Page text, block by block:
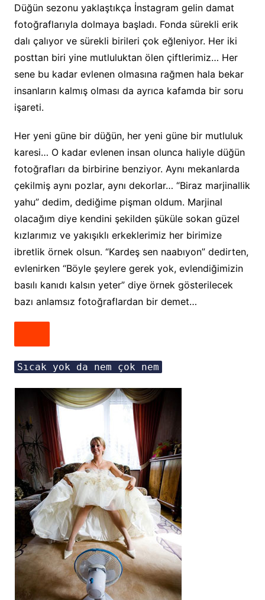
Düğün sezonu yaklaştıkça İnstagram gelin damat
fotoğraflarıyla dolmaya başladı. Fonda sürekli erik
dalı çalıyor ve sürekli birileri çok eğleniyor. Her iki
posttan biri yine mutluluktan ölen çiftlerimiz… Her
sene bu kadar evlenen olmasına rağmen hala bekar
insanların kalmış olması da ayrıca kafamda bir soru
işareti.
Her yeni güne bir düğün, her yeni güne bir mutluluk
karesi… O kadar evlenen insan olunca haliyle düğün
fotoğrafları da birbirine benziyor. Aynı mekanlarda
çekilmiş aynı pozlar, aynı dekorlar… “Biraz marjinallik
yahu” dedim, dediğime pişman oldum. Marjinal
olacağım diye kendini şekilden şüküle sokan güzel
kızlarımız ve yakışıklı erkeklerimiz her birimize
ibretlik örnek olsun. “Kardeş sen naabıyon” dedirten,
evlenirken “Böyle şeylere gerek yok, evlendiğimizin
basılı kanıdı kalsın yeter” diye örnek gösterilecek
bazı anlamsız fotoğraflardan bir demet…
Sıcak yok da nem çok nem